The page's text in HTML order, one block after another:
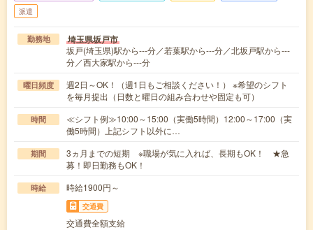
派遣
勤務地 埼玉県坂戸市
坂戸(埼玉県)駅から---分／若葉駅から---分／北坂戸駅から---
分／西大家駅から---分
曜日頻度
週2日～OK！（週1日もご相談ください！） ※希望のシフト
を毎月提出（日数と曜日の組み合わせや固定も可）
時間
≪シフト例≫10:00～15:00（実働5時間）12:00～17:00（実
働5時間）上記シフト以外に…
期間
3ヵ月までの短期 ※職場が気に入れば、長期もOK！ ★急
募！即日勤務もOK！
時給 時給1900円～
交通費
交通費全額支給